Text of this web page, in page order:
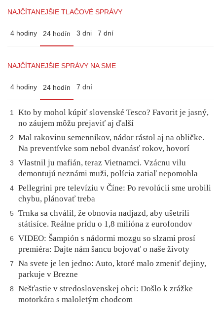
NAJČÍTANEJŠIE TLAČOVÉ SPRÁVY
4 hodiny 24 hodín 3 dni 7 dní
NAJČÍTANEJŠIE SPRÁVY NA SME
4 hodiny 24 hodín 7 dní
1
Kto by mohol kúpiť slovenské Tesco? Favorit je jasný,
no záujem môžu prejaviť aj ďalší
2
Mal rakovinu semenníkov, nádor rástol aj na obličke.
Na preventívke som nebol dvanásť rokov, hovorí
3
Vlastnil ju mafián, teraz Vietnamci. Vzácnu vilu
demontujú neznámi muži, polícia zatiaľ nepomohla
4 Pellegrini pre televíziu v Číne: Po revolúcii sme urobili
chybu, plánovať treba
5
Trnka sa chválil, že obnovia nadjazd, aby ušetrili
státisíce. Reálne prídu o 1,8 milióna z eurofondov
6
VIDEO: Šampión s nádormi mozgu so slzami prosí
premiéra: Dajte nám šancu bojovať o naše životy
7
Na svete je len jedno: Auto, ktoré malo zmeniť dejiny,
parkuje v Brezne
8
Nešťastie v stredoslovenskej obci: Došlo k zrážke
motorkára s maloletým chodcom